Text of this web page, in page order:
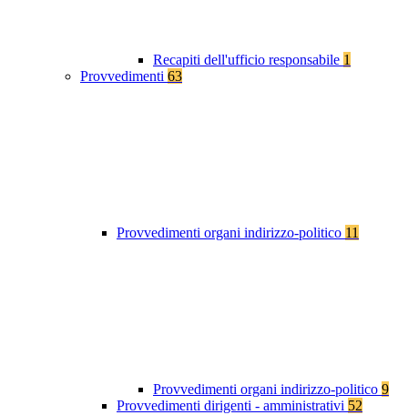
Recapiti dell'ufficio responsabile 1
Provvedimenti 63
Provvedimenti organi indirizzo-politico 11
Provvedimenti organi indirizzo-politico 9
Provvedimenti dirigenti - amministrativi 52